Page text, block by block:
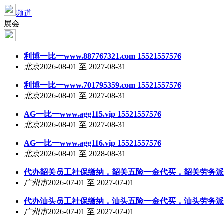
频道
展会
利博一比一www.887767321.com 15521557576
北京2026-08-01 至 2027-08-31
利博一比一www.701795359.com 15521557576
北京2026-08-01 至 2027-08-31
AG一比一www.agg115.vip 15521557576
北京2026-08-01 至 2027-08-31
AG一比一www.agg116.vip 15521557576
北京2026-08-01 至 2028-08-31
代办韶关员工社保缴纳，韶关五险一金代买，韶关劳务
广州市2026-07-01 至 2027-07-01
代办汕头员工社保缴纳，汕头五险一金代买，汕头劳务
广州市2026-07-01 至 2027-07-01